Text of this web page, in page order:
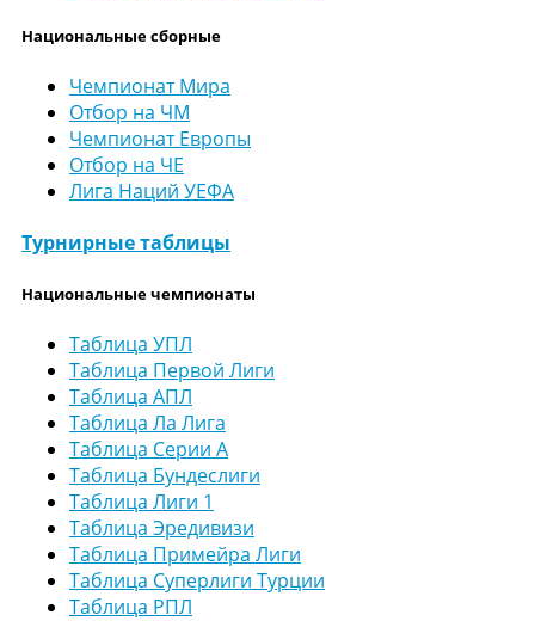
Национальные сборные
Чемпионат Мира
Отбор на ЧМ
Чемпионат Европы
Отбор на ЧЕ
Лига Наций УЕФА
Турнирные таблицы
Национальные чемпионаты
Таблица УПЛ
Таблица Первой Лиги
Таблица АПЛ
Таблица Ла Лига
Таблица Серии А
Таблица Бундеслиги
Таблица Лиги 1
Таблица Эредивизи
Таблица Примейра Лиги
Таблица Суперлиги Турции
Таблица РПЛ